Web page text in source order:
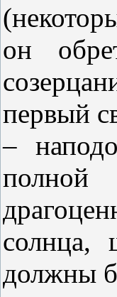
он
первый
–
полной
солнца,
должны